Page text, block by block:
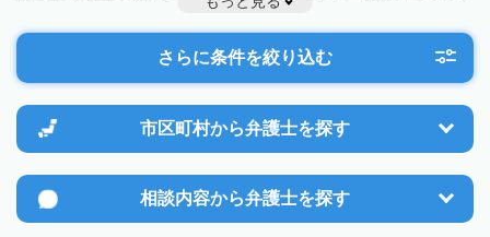
お悩みを抱えている方は一度近隣の弁護士に相談してみましょう。
さらに条件を絞り込む
市区町村から弁護士を探す
相談内容から弁護士を探す